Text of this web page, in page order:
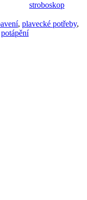
stroboskop
, plavecké potřeby,
potápění